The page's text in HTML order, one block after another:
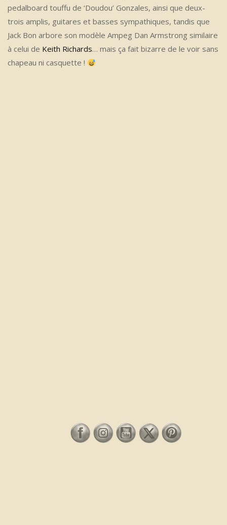
pedalboard touffu de ‘Doudou’ Gonzales, ainsi que deux-
trois amplis, guitares et basses sympathiques, tandis que
Jack Bon arbore son modèle Ampeg Dan Armstrong similaire
à celui de Keith Richards… mais ça fait bizarre de le voir sans
chapeau ni casquette !